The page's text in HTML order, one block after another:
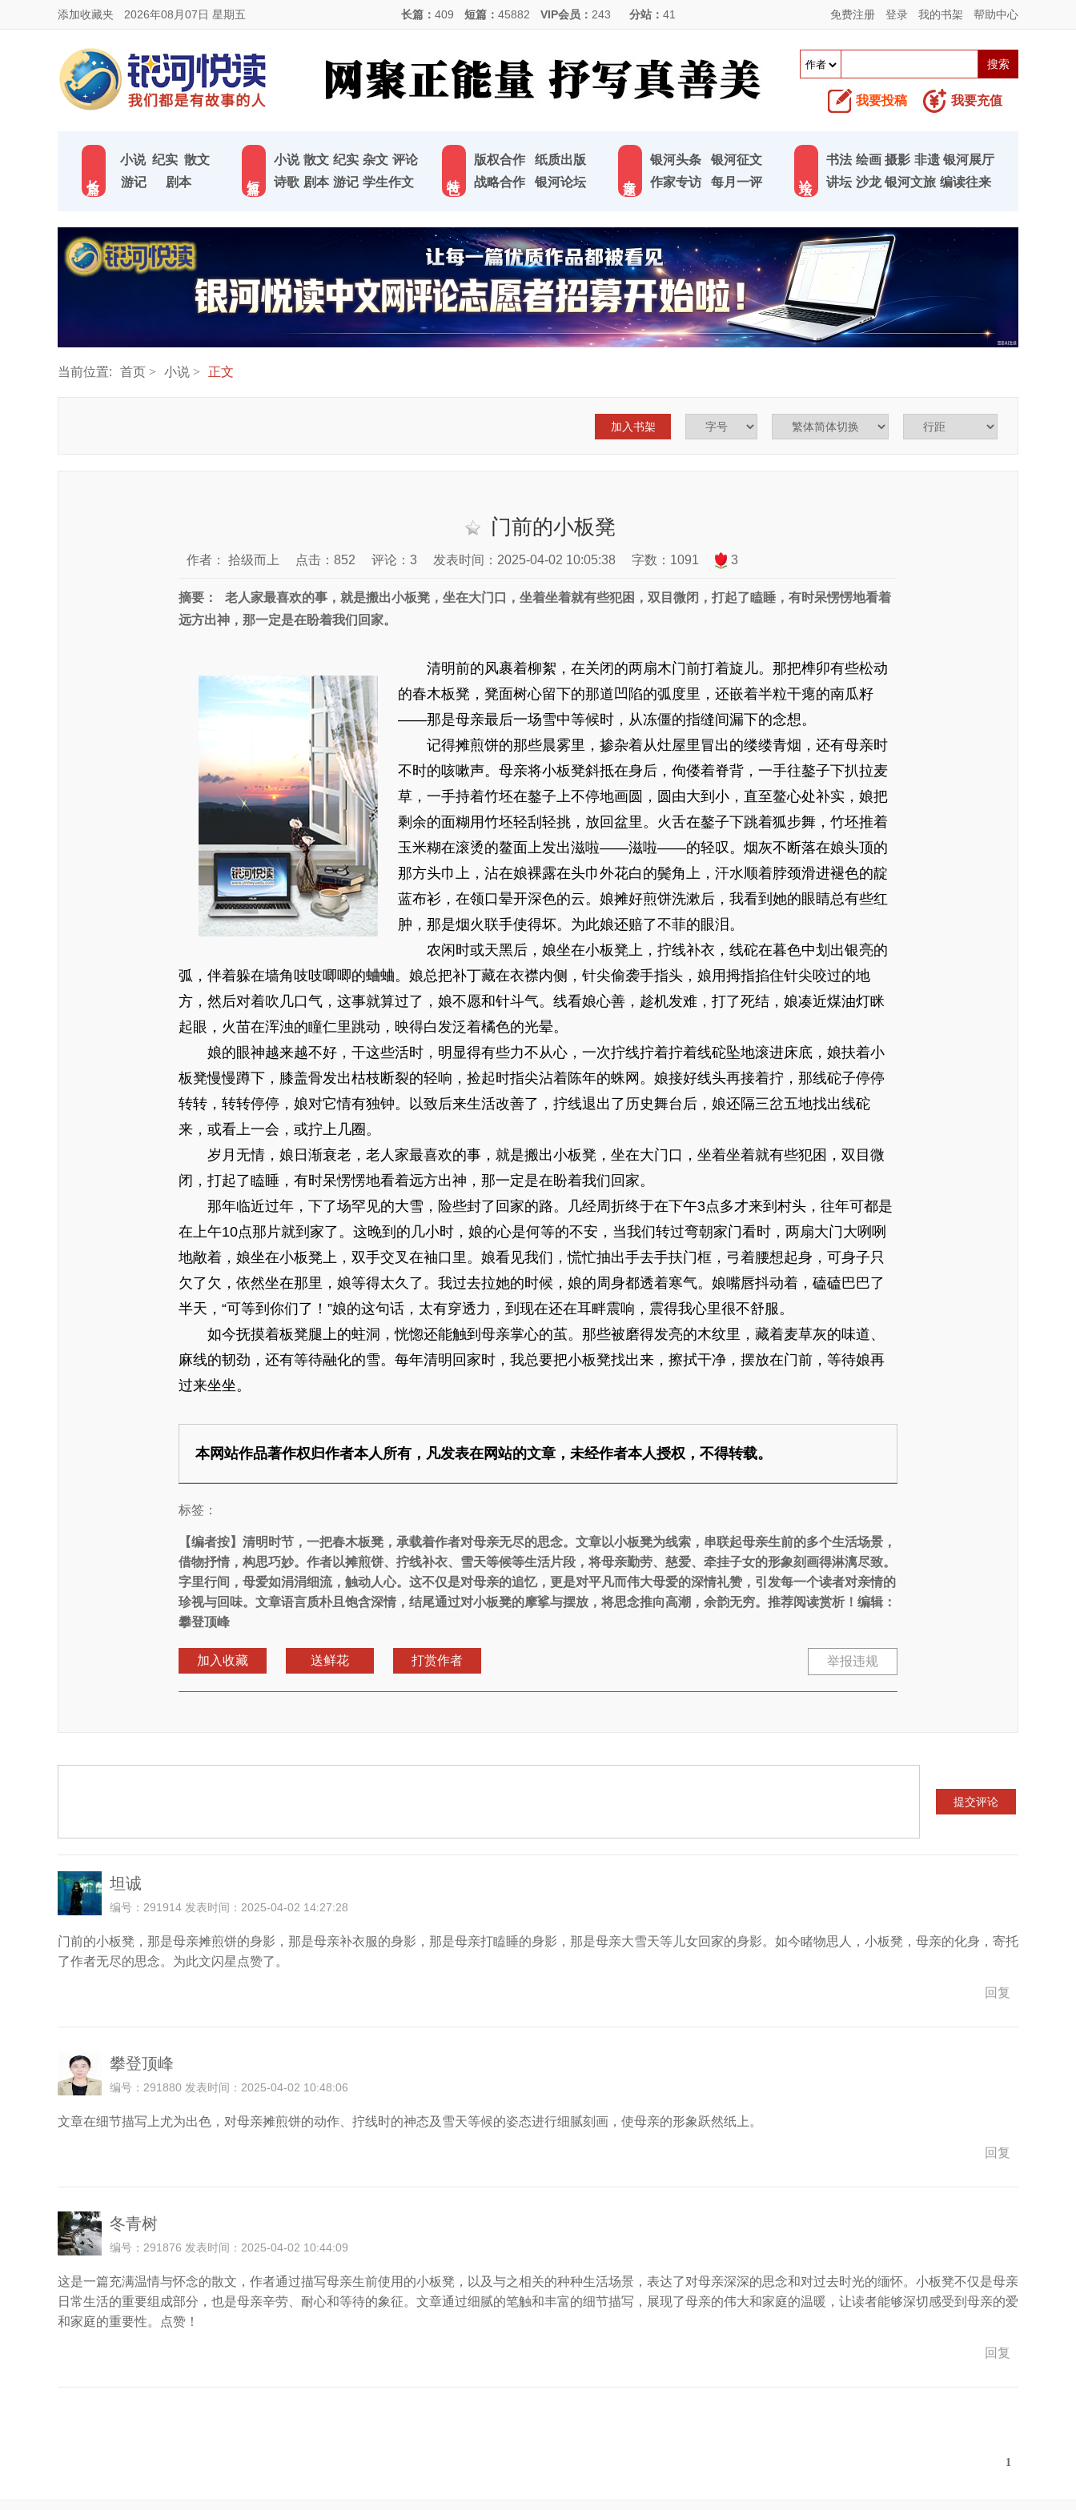
添加收藏夹 2026年08月07日 星期五 长篇： 409 短篇： 45882 VIP会员： 243 分站： 41 免费注册 登录 我的书架 帮助中心
我要投稿 我要充值
小说 纪实 散文
游记
剧本
小说 散文 纪实 杂文 评论
诗歌 剧本 游记 学生作文
版权合作
纸质出版
战略合作
银河论坛
银河头条
银河征文
作家专访
每月一评
书法 绘画 摄影 非遗 银河展厅
讲坛 沙龙 银河文旅 编读往来
当前位置: 首页 小说 正文
加入书架
门前的小板凳
作者： 拾级而上 点击：852 评论：3 发表时间：2025-04-02 10:05:38 字数：1091 3
摘要：
老人家最喜欢的事，就是搬出小板凳，坐在大门口，坐着坐着就有些犯困，双目微闭，打起了瞌睡，有时呆愣愣地看着
远方出神，那一定是在盼着我们回家。
清明前的风裹着柳絮，在关闭的两扇木门前打着旋儿。那把榫卯有些松动
的春木板凳，凳面树心留下的那道凹陷的弧度里，还嵌着半粒干瘪的南瓜籽
——那是母亲最后一场雪中等候时，从冻僵的指缝间漏下的念想。
记得摊煎饼的那些晨雾里，掺杂着从灶屋里冒出的缕缕青烟，还有母亲时
不时的咳嗽声。母亲将小板凳斜抵在身后，佝偻着脊背，一手往鏊子下扒拉麦
草，一手持着竹坯在鏊子上不停地画圆，圆由大到小，直至鳌心处补实，娘把
剩余的面糊用竹坯轻刮轻挑，放回盆里。火舌在鏊子下跳着狐步舞，竹坯推着
玉米糊在滚烫的鳌面上发出滋啦——滋啦——的轻叹。烟灰不断落在娘头顶的
那方头巾上，沾在娘裸露在头巾外花白的鬓角上，汗水顺着脖颈滑进褪色的靛
蓝布衫，在领口晕开深色的云。娘摊好煎饼洗漱后，我看到她的眼睛总有些红
肿，那是烟火联手使得坏。为此娘还赔了不菲的眼泪。
农闲时或天黑后，娘坐在小板凳上，拧线补衣，线砣在暮色中划出银亮的
弧，伴着躲在墙角吱吱唧唧的蛐蛐。娘总把补丁藏在衣襟内侧，针尖偷袭手指头，娘用拇指掐住针尖咬过的地
方，然后对着吹几口气，这事就算过了，娘不愿和针斗气。线看娘心善，趁机发难，打了死结，娘凑近煤油灯眯
起眼，火苗在浑浊的瞳仁里跳动，映得白发泛着橘色的光晕。
娘的眼神越来越不好，干这些活时，明显得有些力不从心，一次拧线拧着拧着线砣坠地滚进床底，娘扶着小
板凳慢慢蹲下，膝盖骨发出枯枝断裂的轻响，捡起时指尖沾着陈年的蛛网。娘接好线头再接着拧，那线砣子停停
转转，转转停停，娘对它情有独钟。以致后来生活改善了，拧线退出了历史舞台后，娘还隔三岔五地找出线砣
来，或看上一会，或拧上几圈。
岁月无情，娘日渐衰老，老人家最喜欢的事，就是搬出小板凳，坐在大门口，坐着坐着就有些犯困，双目微
闭，打起了瞌睡，有时呆愣愣地看着远方出神，那一定是在盼着我们回家。
那年临近过年，下了场罕见的大雪，险些封了回家的路。几经周折终于在下午3点多才来到村头，往年可都是
在上午10点那片就到家了。这晚到的几小时，娘的心是何等的不安，当我们转过弯朝家门看时，两扇大门大咧咧
地敞着，娘坐在小板凳上，双手交叉在袖口里。娘看见我们，慌忙抽出手去手扶门框，弓着腰想起身，可身子只
欠了欠，依然坐在那里，娘等得太久了。我过去拉她的时候，娘的周身都透着寒气。娘嘴唇抖动着，磕磕巴巴了
半天，“可等到你们了！”娘的这句话，太有穿透力，到现在还在耳畔震响，震得我心里很不舒服。
如今抚摸着板凳腿上的蛀洞，恍惚还能触到母亲掌心的茧。那些被磨得发亮的木纹里，藏着麦草灰的味道、
麻线的韧劲，还有等待融化的雪。每年清明回家时，我总要把小板凳找出来，擦拭干净，摆放在门前，等待娘再
过来坐坐。
本网站作品著作权归作者本人所有，凡发表在网站的文章，未经作者本人授权，不得转载。
标签：
【编者按】 清明时节，一把春木板凳，承载着作者对母亲无尽的思念。文章以小板凳为线索，串联起母亲生前的多个生活场景，
借物抒情，构思巧妙。作者以摊煎饼、拧线补衣、雪天等候等生活片段，将母亲勤劳、慈爱、牵挂子女的形象刻画得淋漓尽致。
字里行间，母爱如涓涓细流，触动人心。这不仅是对母亲的追忆，更是对平凡而伟大母爱的深情礼赞，引发每一个读者对亲情的
珍视与回味。文章语言质朴且饱含深情，结尾通过对小板凳的摩挲与摆放，将思念推向高潮，余韵无穷。推荐阅读赏析！编辑：
攀登顶峰
加入收藏 送鲜花 打赏作者 举报违规
坦诚
编号：291914 发表时间：2025-04-02 14:27:28
门前的小板凳，那是母亲摊煎饼的身影，那是母亲补衣服的身影，那是母亲打瞌睡的身影，那是母亲大雪天等儿女回家的身影。如今睹物思人，小板凳，母亲的化身，寄托
了作者无尽的思念。为此文闪星点赞了。
回复
攀登顶峰
编号：291880 发表时间：2025-04-02 10:48:06
文章在细节描写上尤为出色，对母亲摊煎饼的动作、拧线时的神态及雪天等候的姿态进行细腻刻画，使母亲的形象跃然纸上。
回复
冬青树
编号：291876 发表时间：2025-04-02 10:44:09
这是一篇充满温情与怀念的散文，作者通过描写母亲生前使用的小板凳，以及与之相关的种种生活场景，表达了对母亲深深的思念和对过去时光的缅怀。小板凳不仅是母亲
日常生活的重要组成部分，也是母亲辛劳、耐心和等待的象征。文章通过细腻的笔触和丰富的细节描写，展现了母亲的伟大和家庭的温暖，让读者能够深切感受到母亲的爱
和家庭的重要性。点赞！
回复
1